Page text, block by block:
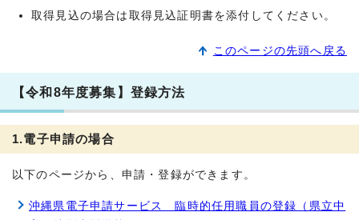
取得見込の場合は取得見込証明書を添付してください。
このページの先頭へ戻る
【令和8年度募集】登録方法
1.電子申請の場合
以下のページから、申請・登録ができます。
沖縄県電子申請サービス 臨時的任用職員の登録（県立中